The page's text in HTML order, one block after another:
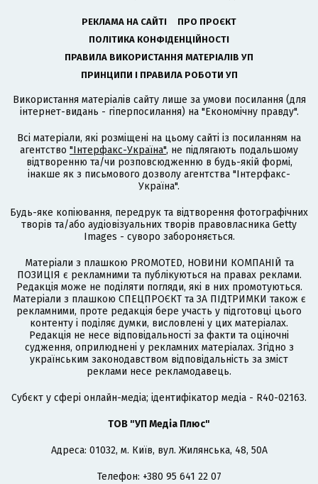
РЕКЛАМА НА САЙТІ
ПРО ПРОЄКТ
ПОЛІТИКА КОНФІДЕНЦІЙНОСТІ
ПРАВИЛА ВИКОРИСТАННЯ МАТЕРІАЛІВ УП
ПРИНЦИПИ І ПРАВИЛА РОБОТИ УП
Використання матеріалів сайту лише за умови посилання (для
інтернет-видань - гіперпосилання) на "Економічну правду".
Всі матеріали, які розміщені на цьому сайті із посиланням на
агентство "Інтерфакс-Україна", не підлягають подальшому
відтворенню та/чи розповсюдженню в будь-якій формі,
інакше як з письмового дозволу агентства "Інтерфакс-
Україна".
Будь-яке копіювання, передрук та відтворення фотографічних
творів та/або аудіовізуальних творів правовласника Getty
Images - суворо забороняється.
Матеріали з плашкою PROMOTED, НОВИНИ КОМПАНІЙ та
ПОЗИЦІЯ є рекламними та публікуються на правах реклами.
Редакція може не поділяти погляди, які в них промотуються.
Матеріали з плашкою СПЕЦПРОЄКТ та ЗА ПІДТРИМКИ також є
рекламними, проте редакція бере участь у підготовці цього
контенту і поділяє думки, висловлені у цих матеріалах.
Редакція не несе відповідальності за факти та оціночні
судження, оприлюднені у рекламних матеріалах. Згідно з
українським законодавством відповідальність за зміст
реклами несе рекламодавець.
Cубєкт у сфері онлайн-медіа; ідентифікатор медіа - R40-02163.
ТОВ "УП Медіа Плюс"
Адреса: 01032, м. Київ, вул. Жилянська, 48, 50А
Телефон: +380 95 641 22 07